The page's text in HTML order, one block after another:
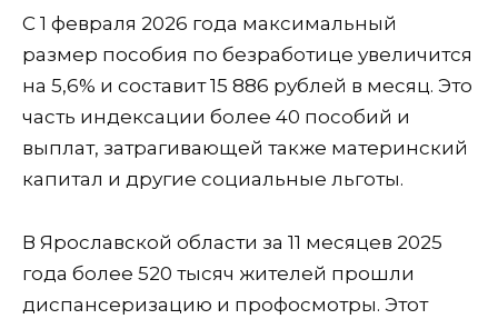
С 1 февраля 2026 года максимальный
размер пособия по безработице увеличится
на 5,6% и составит 15 886 рублей в месяц. Это
часть индексации более 40 пособий и
выплат, затрагивающей также материнский
капитал и другие социальные льготы.
В Ярославской области за 11 месяцев 2025
года более 520 тысяч жителей прошли
диспансеризацию и профосмотры. Этот